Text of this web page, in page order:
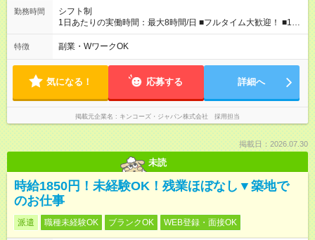
勤務時間
シフト制
1日あたりの実働時間：最大8時間/日 ■フルタイム大歓迎！ ■1日
6時間以上、週4日からOK ■シフト例 ※状況に応じて要相談 実
働8時間例：9:00～18:00、11:00～20:00 実働6時間例：11:00～
特徴 副業・WワークOK
気になる！ 応募する 詳細へ
掲載元企業名 キンコーズ・ジャパン株式会社 採用担当
掲載日：2026.07.30
未読
時給1850円！未経験OK！残業ほぼなし▼築地で
のお仕事
派遣 職種未経験OK ブランクOK WEB登録・面接OK